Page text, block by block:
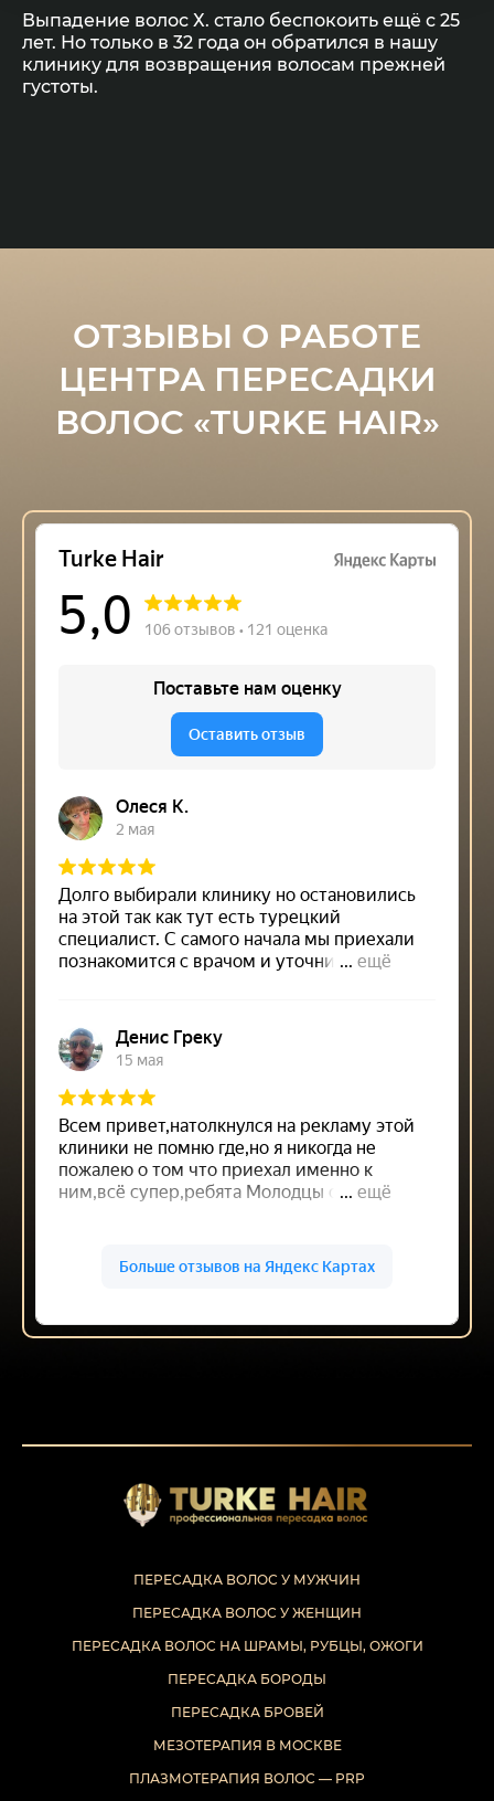
Выпадение волос Х. стало беспокоить ещё с 25
лет. Но только в 32 года он обратился в нашу
клинику для возвращения волосам прежней
густоты.
ОТЗЫВЫ О РАБОТЕ
ЦЕНТРА ПЕРЕСАДКИ
ВОЛОС «TURKE HAIR»
ПЕРЕСАДКА ВОЛОС У МУЖЧИН
ПЕРЕСАДКА ВОЛОС У ЖЕНЩИН
ПЕРЕСАДКА ВОЛОС НА ШРАМЫ, РУБЦЫ, ОЖОГИ
ПЕРЕСАДКА БОРОДЫ
ПЕРЕСАДКА БРОВЕЙ
МЕЗОТЕРАПИЯ В МОСКВЕ
ПЛАЗМОТЕРАПИЯ ВОЛОС — PRP